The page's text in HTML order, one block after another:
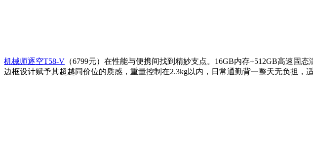
机械师逐空T58-V （6799元）在性能与便携间找到精妙支点。16GB内存+512GB高速固
边框设计赋予其超越同价位的质感，重量控制在2.3kg以内，日常通勤背一整天无负担，